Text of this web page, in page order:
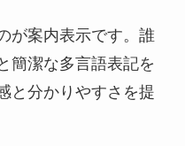
が案内表示です。誰
簡潔な多言語表記を
と分かりやすさを提